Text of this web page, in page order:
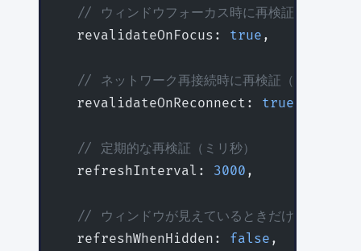
// ウィンドウフォーカス時に再検証（デフォ
  revalidateOnFocus:
true ,
// ネットワーク再接続時に再検証（デフォル
  revalidateOnReconnect:
true
  // 定期的な再検証（ミリ秒）
  refreshInterval:
3000 ,
// ウィンドウが見えているときだけ定期的再検
  refreshWhenHidden:
false ,